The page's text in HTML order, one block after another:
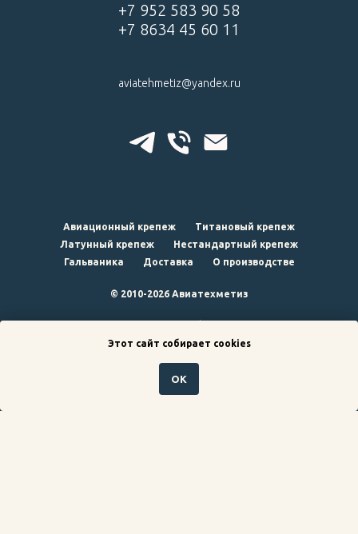
+7 952 583 90 58
+7 8634 45 60 11
aviatehmetiz@yandex.ru
Авиационный крепеж
Титановый крепеж
Латунный крепеж
Нестандартный крепеж
Гальваника
Доставка О производстве
© 2010-2026 Авиатехметиз
наверх
Этот сайт собирает cookies
ОК